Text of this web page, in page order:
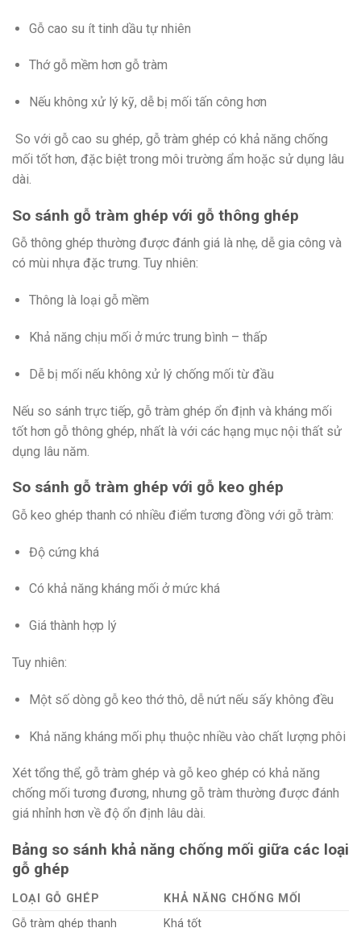
Gỗ cao su ít tinh dầu tự nhiên
Thớ gỗ mềm hơn gỗ tràm
Nếu không xử lý kỹ, dễ bị mối tấn công hơn
So với gỗ cao su ghép, gỗ tràm ghép có khả năng chống
mối tốt hơn, đặc biệt trong môi trường ẩm hoặc sử dụng lâu
dài.
So sánh gỗ tràm ghép với gỗ thông ghép
Gỗ thông ghép thường được đánh giá là nhẹ, dễ gia công và
có mùi nhựa đặc trưng. Tuy nhiên:
Thông là loại gỗ mềm
Khả năng chịu mối ở mức trung bình – thấp
Dễ bị mối nếu không xử lý chống mối từ đầu
Nếu so sánh trực tiếp, gỗ tràm ghép ổn định và kháng mối
tốt hơn gỗ thông ghép, nhất là với các hạng mục nội thất sử
dụng lâu năm.
So sánh gỗ tràm ghép với gỗ keo ghép
Gỗ keo ghép thanh có nhiều điểm tương đồng với gỗ tràm:
Độ cứng khá
Có khả năng kháng mối ở mức khá
Giá thành hợp lý
Tuy nhiên:
Một số dòng gỗ keo thớ thô, dễ nứt nếu sấy không đều
Khả năng kháng mối phụ thuộc nhiều vào chất lượng phôi
Xét tổng thể, gỗ tràm ghép và gỗ keo ghép có khả năng
chống mối tương đương, nhưng gỗ tràm thường được đánh
giá nhỉnh hơn về độ ổn định lâu dài.
Bảng so sánh khả năng chống mối giữa các loại
gỗ ghép
LOẠI GỖ GHÉP
KHẢ NĂNG CHỐNG MỐI
Gỗ tràm ghép thanh
Khá tốt